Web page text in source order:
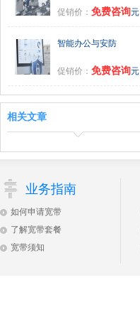
促销价： 免费咨询元
智能办公与安防
促销价： 免费咨询元
相关文章
业务指南
如何申请宽带
了解宽带套餐
宽带须知